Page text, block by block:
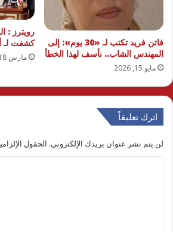
فاتن فريد تكتب لـ «30 يوم»: إلى
المهندس الشاب.. نأسف لهذا الخطأ
مايو 15, 2026
رويترز :
كشفت لـ
مارس 18, 2024
اترك تعليقاً
لن يتم نشر عنوان بريدك الإلكتروني. الحقول